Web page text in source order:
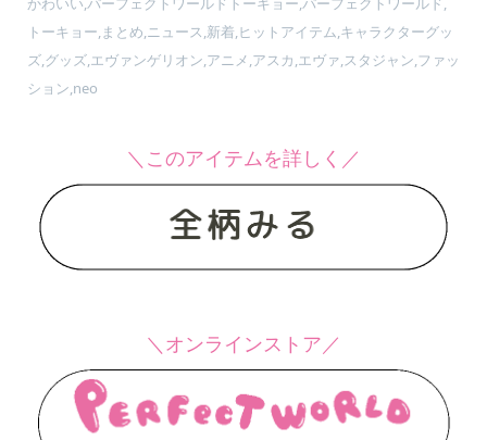
トーキョー,まとめ,ニュース,新着,ヒットアイテム,キャラクターグッ
ズ,グッズ,エヴァンゲリオン,アニメ,アスカ,エヴァ,スタジャン,ファッ
ション,neo
＼このアイテムを詳しく／
＼オンラインストア／